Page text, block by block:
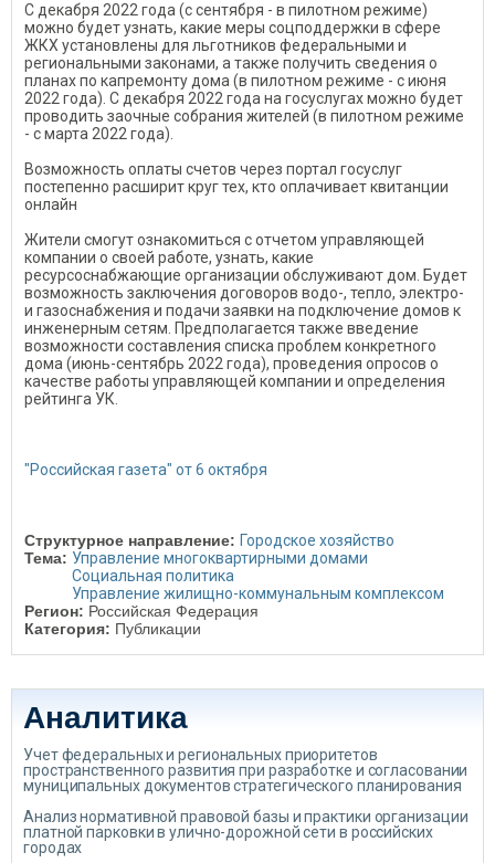
С декабря 2022 года (с сентября - в пилотном режиме)
можно будет узнать, какие меры соцподдержки в сфере
ЖКХ установлены для льготников федеральными и
региональными законами, а также получить сведения о
планах по капремонту дома (в пилотном режиме - с июня
2022 года). С декабря 2022 года на госуслугах можно будет
проводить заочные собрания жителей (в пилотном режиме
- с марта 2022 года).
Возможность оплаты счетов через портал госуслуг
постепенно расширит круг тех, кто оплачивает квитанции
онлайн
Жители смогут ознакомиться с отчетом управляющей
компании о своей работе, узнать, какие
ресурсоснабжающие организации обслуживают дом. Будет
возможность заключения договоров водо-, тепло, электро-
и газоснабжения и подачи заявки на подключение домов к
инженерным сетям. Предполагается также введение
возможности составления списка проблем конкретного
дома (июнь-сентябрь 2022 года), проведения опросов о
качестве работы управляющей компании и определения
рейтинга УК.
"Российская газета" от 6 октября
Структурное направление: Городское хозяйство
Тема: Управление многоквартирными домами
Социальная политика
Управление жилищно-коммунальным комплексом
Регион: Российская Федерация
Категория: Публикации
Аналитика
Учет федеральных и региональных приоритетов
пространственного развития при разработке и согласовании
муниципальных документов стратегического планирования
Анализ нормативной правовой базы и практики организации
платной парковки в улично-дорожной сети в российских
городах